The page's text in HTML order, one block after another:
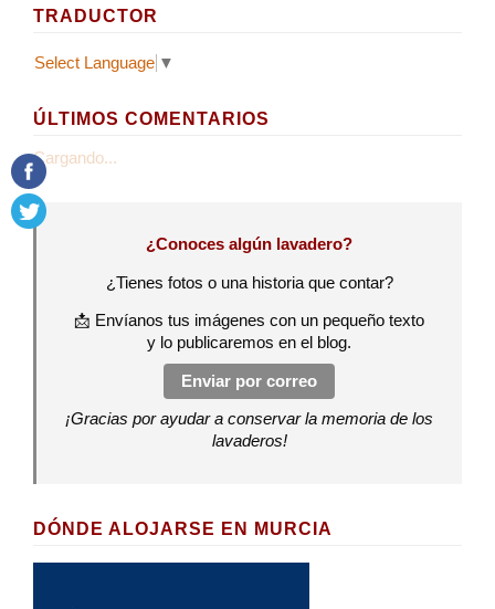
TRADUCTOR
Select Language ▼
ÚLTIMOS COMENTARIOS
Cargando...
¿Conoces algún lavadero?
¿Tienes fotos o una historia que contar?
📩 Envíanos tus imágenes con un pequeño texto
y lo publicaremos en el blog.
Enviar por correo
¡Gracias por ayudar a conservar la memoria de los
lavaderos!
DÓNDE ALOJARSE EN MURCIA